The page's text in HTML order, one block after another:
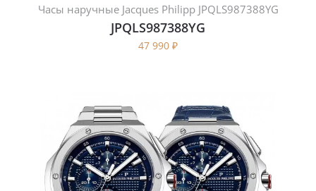
Часы наручные Jacques Philipp JPQLS987388YG
JPQLS987388YG
47 990 ₽